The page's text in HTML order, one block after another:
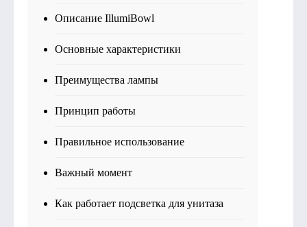
Описание IllumiBowl
Основные характеристики
Преимущества лампы
Принцип работы
Правильное использование
Важный момент
Как работает подсветка для унитаза